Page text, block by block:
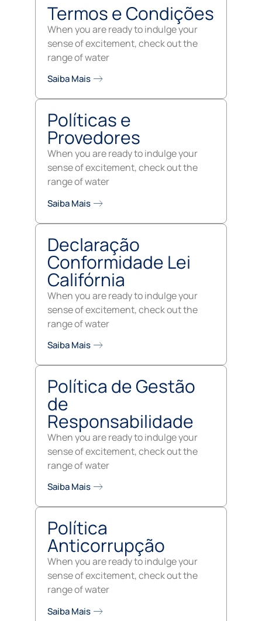
Termos e Condições
When you are ready to indulge your
sense of excitement, check out the
range of water
Saiba Mais
Políticas e
Provedores
When you are ready to indulge your
sense of excitement, check out the
range of water
Saiba Mais
Declaração
Conformidade Lei
Califórnia
When you are ready to indulge your
sense of excitement, check out the
range of water
Saiba Mais
Política de Gestão
de
Responsabilidade
When you are ready to indulge your
sense of excitement, check out the
range of water
Saiba Mais
Política
Anticorrupção
When you are ready to indulge your
sense of excitement, check out the
range of water
Saiba Mais